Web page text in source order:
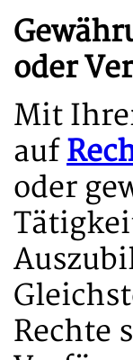
oder
Mit
auf
oder
Rechte